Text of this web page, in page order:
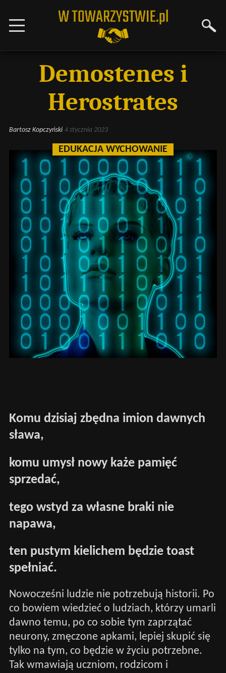
Demostenes i
Herostrates
Bartosz Kopczyński 4 stycznia 2023
EDUKACJA WYCHOWANIE
Komu dzisiaj zbędna imion dawnych
sława,
komu umysł nowy każe pamięć
sprzedać,
tego wstyd za własne braki nie
napawa,
ten pustym kielichem będzie toast
spełniać.
Nowocześni ludzie nie potrzebują historii. Po
co bowiem wiedzieć o ludziach, którzy umarli
dawno temu, po co sobie tym zaprzątać
neurony, zmęczone apkami, lepiej skupić się
tylko na tym, co będzie w życiu potrzebne.
Tak wmawiają uczniom, rodzicom i